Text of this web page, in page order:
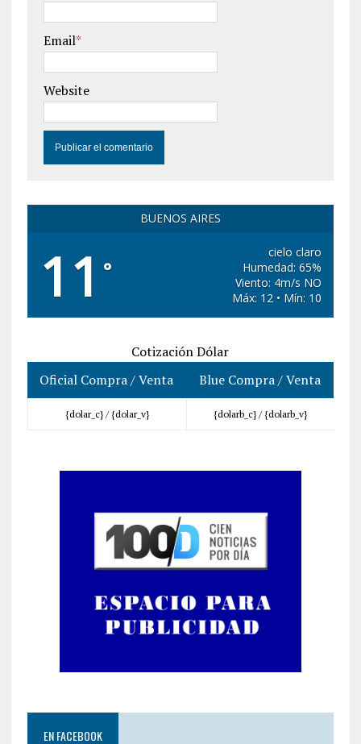
Email*
Website
BUENOS AIRES
11 °
cielo claro
Humedad: 65%
Viento: 4m/s NO
Máx: 12 • Mín: 10
Cotización Dólar
Oficial Compra / Venta
Blue Compra / Venta
{dolar_c} / {dolar_v} {dolarb_c} / {dolarb_v}
EN FACEBOOK